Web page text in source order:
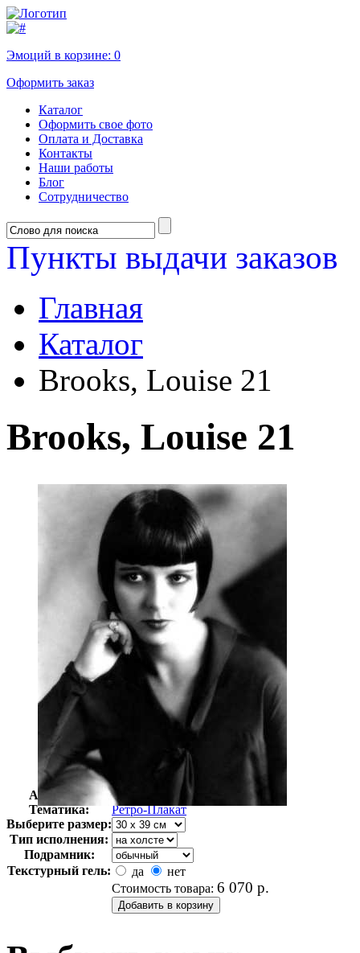
Эмоций в корзине: 0
Оформить заказ
Каталог
Оформить свое фото
Оплата и Доставка
Контакты
Наши работы
Блог
Сотрудничество
Пункты выдачи заказов
Главная
Каталог
Brooks, Louise 21
Brooks, Louise 21
Автор:
Арт-стиль
Ретро-Плакат
Тематика:
Ретро-Плакат
Выберите размер:
Тип исполнения:
Подрамник:
Текстурный гель:
да
нет
Стоимость товара: 6 070 р.